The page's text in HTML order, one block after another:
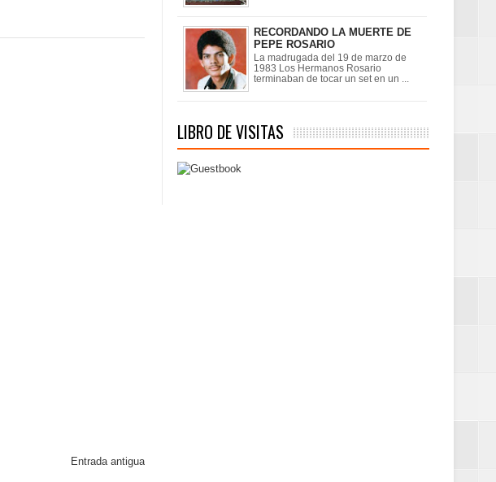
Entrada antigua
RECORDANDO LA MUERTE DE
PEPE ROSARIO
La madrugada del 19 de marzo de
1983 Los Hermanos Rosario
terminaban de tocar un set en un ...
LIBRO DE VISITAS